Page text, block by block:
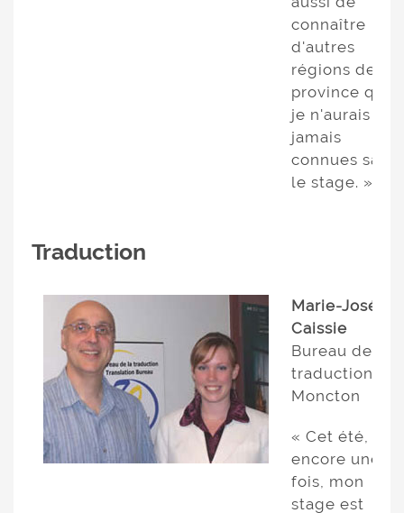
connaître
d'autres
régions de la
province que
je n'aurais
jamais
connues sans
le stage. »
Traduction
Marie-Josée
Caissie
Bureau de la
traduction,
Moncton
« Cet été,
encore une
fois, mon
stage est